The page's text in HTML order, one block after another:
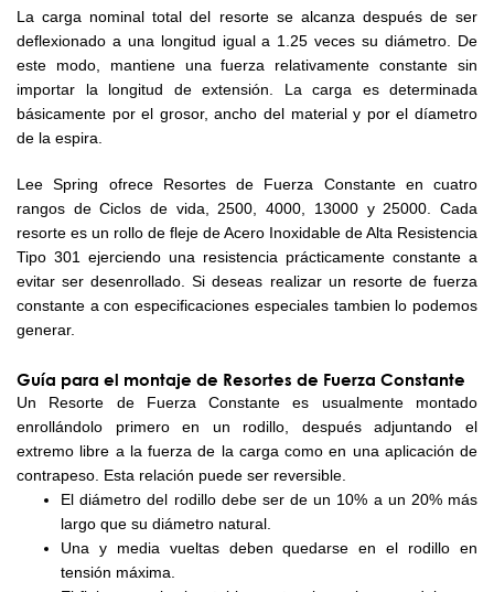
La carga nominal total del resorte se alcanza después de ser
deflexionado a una longitud igual a 1.25 veces su diámetro. De
este modo, mantiene una fuerza relativamente constante sin
importar la longitud de extensión. La carga es determinada
básicamente por el grosor, ancho del material y por el díametro
de la espira.
Lee Spring ofrece Resortes de Fuerza Constante en cuatro
rangos de Ciclos de vida, 2500, 4000, 13000 y 25000. Cada
resorte es un rollo de fleje de Acero Inoxidable de Alta Resistencia
Tipo 301 ejerciendo una resistencia prácticamente constante a
evitar ser desenrollado. Si deseas realizar un resorte de fuerza
constante a con especificaciones especiales tambien lo podemos
generar.
Guía para el montaje de Resortes de Fuerza Constante
Un Resorte de Fuerza Constante es usualmente montado
enrollándolo primero en un rodillo, después adjuntando el
extremo libre a la fuerza de la carga como en una aplicación de
contrapeso. Esta relación puede ser reversible.
El diámetro del rodillo debe ser de un 10% a un 20% más
largo que su diámetro natural.
Una y media vueltas deben quedarse en el rodillo en
tensión máxima.